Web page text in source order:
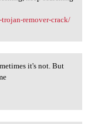
remover-crack/
it's not. But